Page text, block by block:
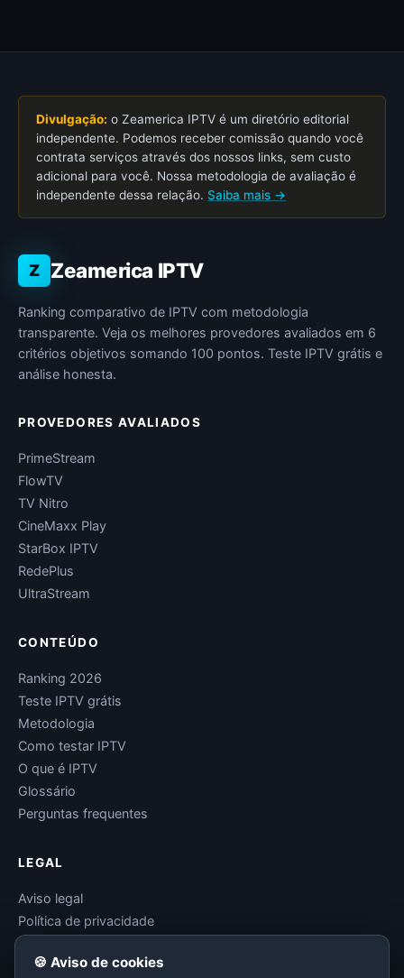
Divulgação: o Zeamerica IPTV é um diretório editorial
independente. Podemos receber comissão quando você
contrata serviços através dos nossos links, sem custo
adicional para você. Nossa metodologia de avaliação é
independente dessa relação. Saiba mais →
Z Zeamerica IPTV
Ranking comparativo de IPTV com metodologia
transparente. Veja os melhores provedores avaliados em 6
critérios objetivos somando 100 pontos. Teste IPTV grátis e
análise honesta.
PROVEDORES AVALIADOS
PrimeStream
FlowTV
TV Nitro
CineMaxx Play
StarBox IPTV
RedePlus
UltraStream
CONTEÚDO
Ranking 2026
Teste IPTV grátis
Metodologia
Como testar IPTV
O que é IPTV
Glossário
Perguntas frequentes
LEGAL
Aviso legal
Política de privacidade
Termos de uso
Política de cookies
🍪 Aviso de cookies